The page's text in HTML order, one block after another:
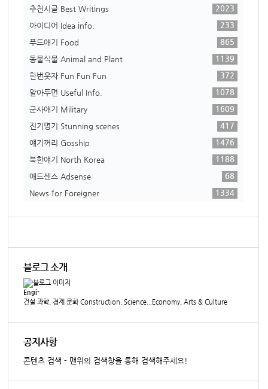
추천시글 Best Writings
2023
아이디어 Idea info.
233
푸드얘기 Food
865
동물식물 Animal and Plant
1139
한번웃자 Fun Fun Fun
372
알아두면 Useful Info.
1078
군사얘기 Military
1609
진기명기 Stunning scenes
417
얘기꺼리 Gosship
1476
북한얘기 North Korea
1188
애드센스 Adsense
68
News for Foreigner
1334
블로그 소개
Engi-
건설 과학, 경제 문화 Construction, Science...Economy, Arts & Culture
공지사항
콘텐츠 검색 - 맨위의 검색창을 통해 검색해주세요!